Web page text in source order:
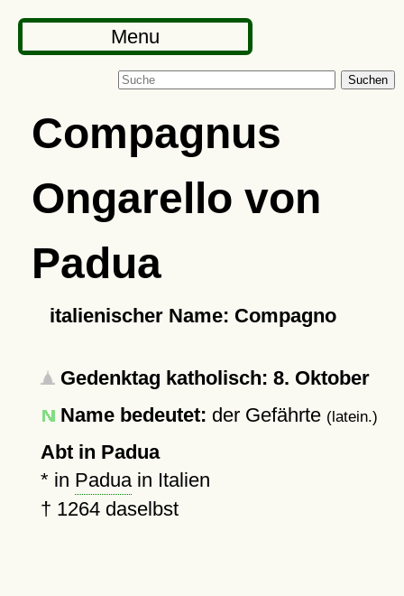
Menu
Suchen
Compagnus
Ongarello von
Padua
italienischer Name: Compagno
Gedenktag katholisch: 8. Oktober
Name bedeutet: der Gefährte (latein.)
Abt in Padua
* in Paduain Italien
† 1264daselbst